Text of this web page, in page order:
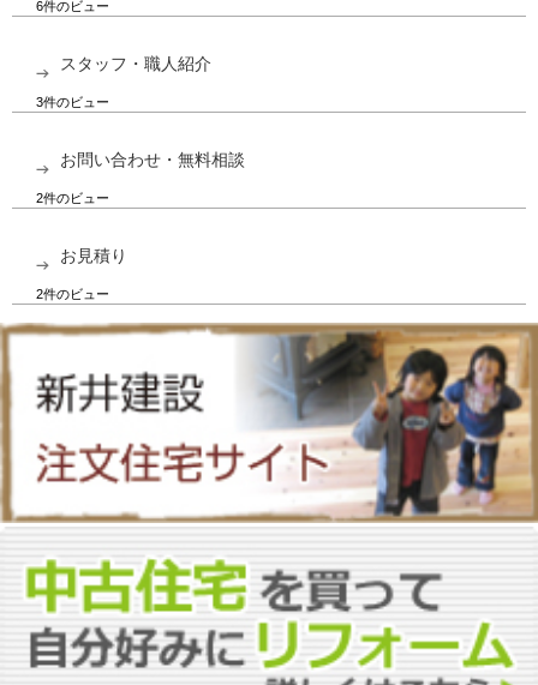
6件のビュー
スタッフ・職人紹介
3件のビュー
お問い合わせ・無料相談
2件のビュー
お見積り
2件のビュー